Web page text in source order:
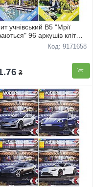
учнівський В5 "Мрії
96 аркушів кліт
to travel" 3583 8штКод: 9171658
₴